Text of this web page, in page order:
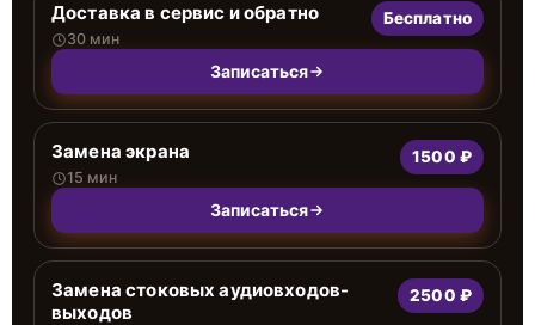
Доставка в сервис и обратно
30 мин
Бесплатно
Записаться
Замена экрана
15 мин
1500 ₽
Записаться
Замена стоковых аудиовходов-
выходов
2500 ₽